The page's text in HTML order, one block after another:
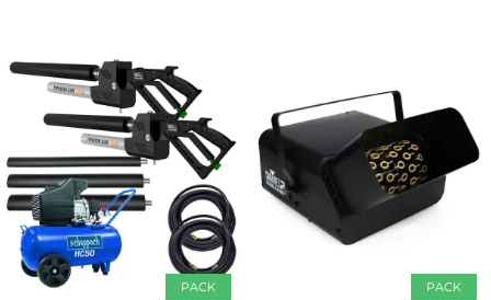
PACK PACK